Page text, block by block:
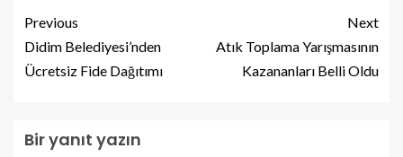
Previous
Didim Belediyesi’nden
Ücretsiz Fide Dağıtımı
Next
Atık Toplama Yarışmasının
Kazananları Belli Oldu
Bir yanıt yazın